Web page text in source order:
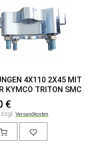
4X110 2X45 MIT
KYMCO TRITON SMC
€
Versandkosten